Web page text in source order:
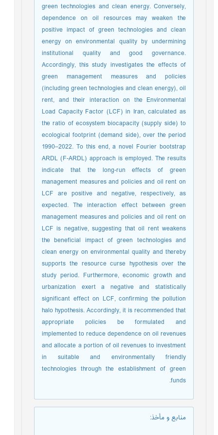
green technologies and clean energy. Conversely,
dependence on oil resources may weaken the
positive impact of green technologies and clean
energy on environmental quality by undermining
institutional quality and good governance.
Accordingly, this study investigates the effects of
green management measures and policies
(including green technologies and clean energy), oil
rent, and their interaction on the Environmental
Load Capacity Factor (LCF) in Iran, calculated as
the ratio of ecosystem biocapacity (supply side) to
ecological footprint (demand side), over the period
1990–2022. To this end, a novel Fourier bootstrap
ARDL (F-ARDL) approach is employed. The results
indicate that the long-run effects of green
management measures and policies and oil rent on
LCF are positive and negative, respectively, as
expected. The interaction effect between green
management measures and policies and oil rent on
LCF is negative, suggesting that oil rent weakens
the beneficial impact of green technologies and
clean energy on environmental quality and thereby
supports the resource curse hypothesis over the
study period. Furthermore, economic growth and
urbanization exert a negative and statistically
significant effect on LCF, confirming the pollution
halo hypothesis. Accordingly, it is recommended that
appropriate policies be formulated and
implemented to reduce dependence on oil revenues
and allocate a portion of oil revenues to investment
in suitable and environmentally friendly
technologies through the establishment of green
funds.
منابع و مأخذ: